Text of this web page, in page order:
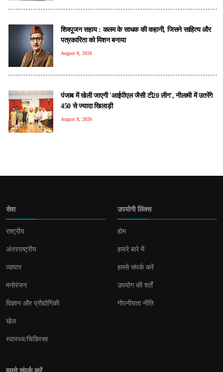
शिवपूजन सहाय : कलम के साधक की कहानी, जिसने साहित्य और
पत्रकारिता को मिशन बनाया
August 8, 2026
पंजाब में खेली जाएगी 'आईपीएल जैसी टी20 लीग', नीलामी में उतरेंगे
450 से ज्यादा खिलाड़ी
August 8, 2026
सेवा
राष्ट्रीय
अंतरराष्ट्रीय
व्यापार
मनोरंजन
विज्ञान और प्रौद्योगिकी
खेल
स्वास्थ्य/चिकित्सा
उपयोगी लिंक्स
होम
हमारे बारे में
हमसे संपर्क करें
उपयोग की शर्तें
गोपनीयता नीति